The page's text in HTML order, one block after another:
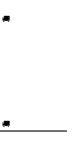
🚚
🚚